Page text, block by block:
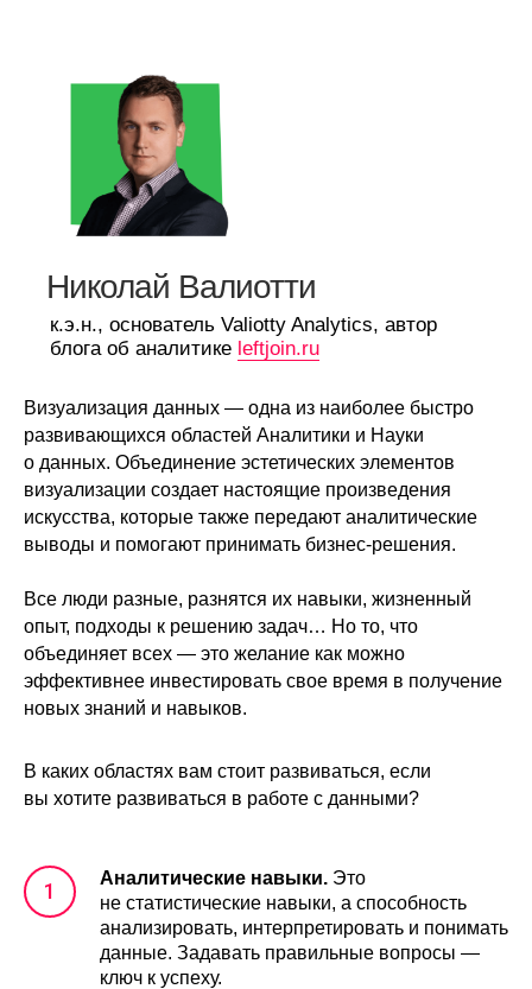
к.э.н., основатель Valiotty Analytics, автор
блога об аналитике leftjoin.ru
Николай Валиотти
Визуализация данных — одна из наиболее быстро
развивающихся областей Аналитики и Науки
о данных. Объединение эстетических элементов
визуализации создает настоящие произведения
искусства, которые также передают аналитические
выводы и помогают принимать бизнес-решения.
Все люди разные, разнятся их навыки, жизненный
опыт, подходы к решению задач… Но то, что
объединяет всех — это желание как можно
эффективнее инвестировать свое время в получение
новых знаний и навыков.
В каких областях вам стоит развиваться, если
вы хотите развиваться в работе с данными?
Аналитические навыки. Это
не статистические навыки, а способность
анализировать, интерпретировать и понимать
данные. Задавать правильные вопросы —
ключ к успеху.